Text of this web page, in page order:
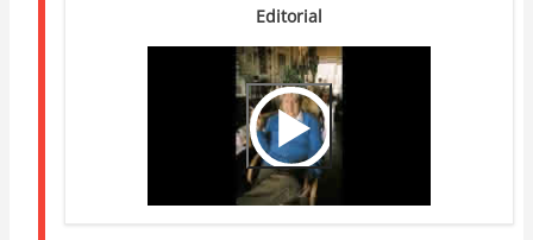
Editorial